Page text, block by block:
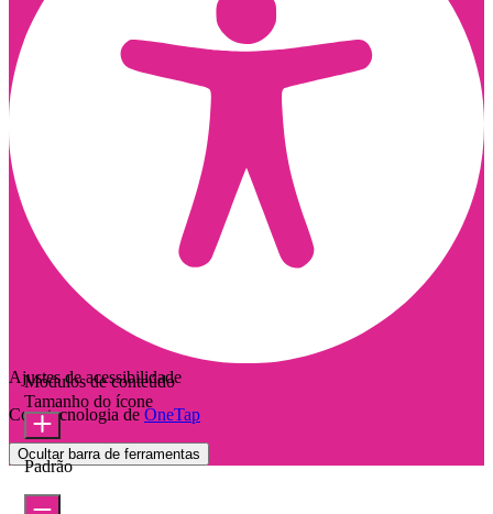
Ajustes de acessibilidade
Com tecnologia de OneTap
Ocultar barra de ferramentas
Módulos de conteúdo
Tamanho do ícone
Padrão